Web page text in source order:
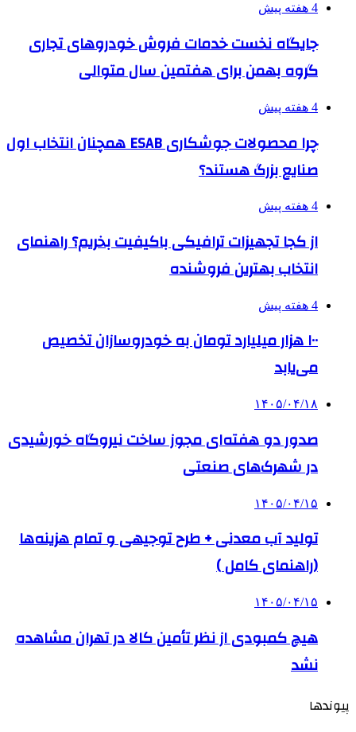
4 هفته پیش
جایگاه نخست خدمات فروش خودروهای تجاری
گروه بهمن برای هفتمین سال متوالی
4 هفته پیش
چرا محصولات جوشکاری ESAB همچنان انتخاب اول
صنایع بزرگ هستند؟
4 هفته پیش
از کجا تجهیزات ترافیکی باکیفیت بخریم؟ راهنمای
انتخاب بهترین فروشنده
4 هفته پیش
۱۰۰ هزار میلیارد تومان به خودروسازان تخصیص
می‌یابد
۱۴۰۵/۰۴/۱۸
صدور دو هفته‌ای مجوز ساخت نیروگاه خورشیدی
در شهرک‌های صنعتی
۱۴۰۵/۰۴/۱۵
تولید آب معدنی + طرح توجیهی و تمام هزینه‌ها
(راهنمای کامل )
۱۴۰۵/۰۴/۱۵
هیچ کمبودی از نظر تأمین کالا در تهران مشاهده
نشد
پیوندها